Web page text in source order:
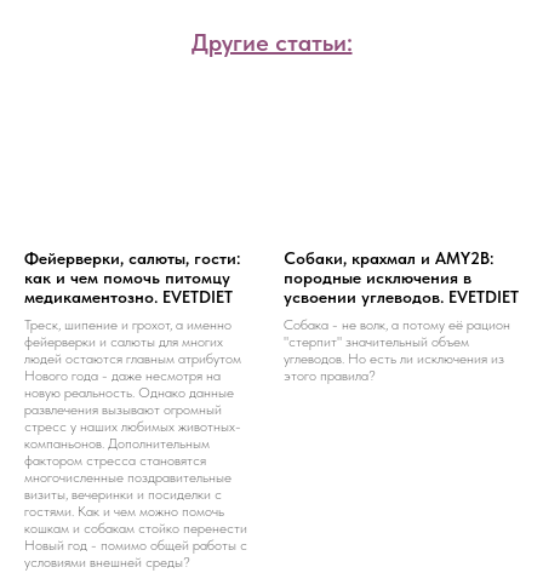
Другие статьи:
Фейерверки, салюты, гости:
как и чем помочь питомцу
медикаментозно. EVETDIET
Треск, шипение и грохот, а именно
фейерверки и салюты для многих
людей остаются главным атрибутом
Нового года - даже несмотря на
новую реальность. Однако данные
развлечения вызывают огромный
стресс у наших любимых животных-
компаньонов. Дополнительным
фактором стресса становятся
многочисленные поздравительные
визиты, вечеринки и посиделки с
гостями. Как и чем можно помочь
кошкам и собакам стойко перенести
Новый год - помимо общей работы с
условиями внешней среды?
Собаки, крахмал и AMY2B:
породные исключения в
усвоении углеводов. EVETDIET
Собака - не волк, а потому её рацион
"стерпит" значительный объем
углеводов. Но есть ли исключения из
этого правила?